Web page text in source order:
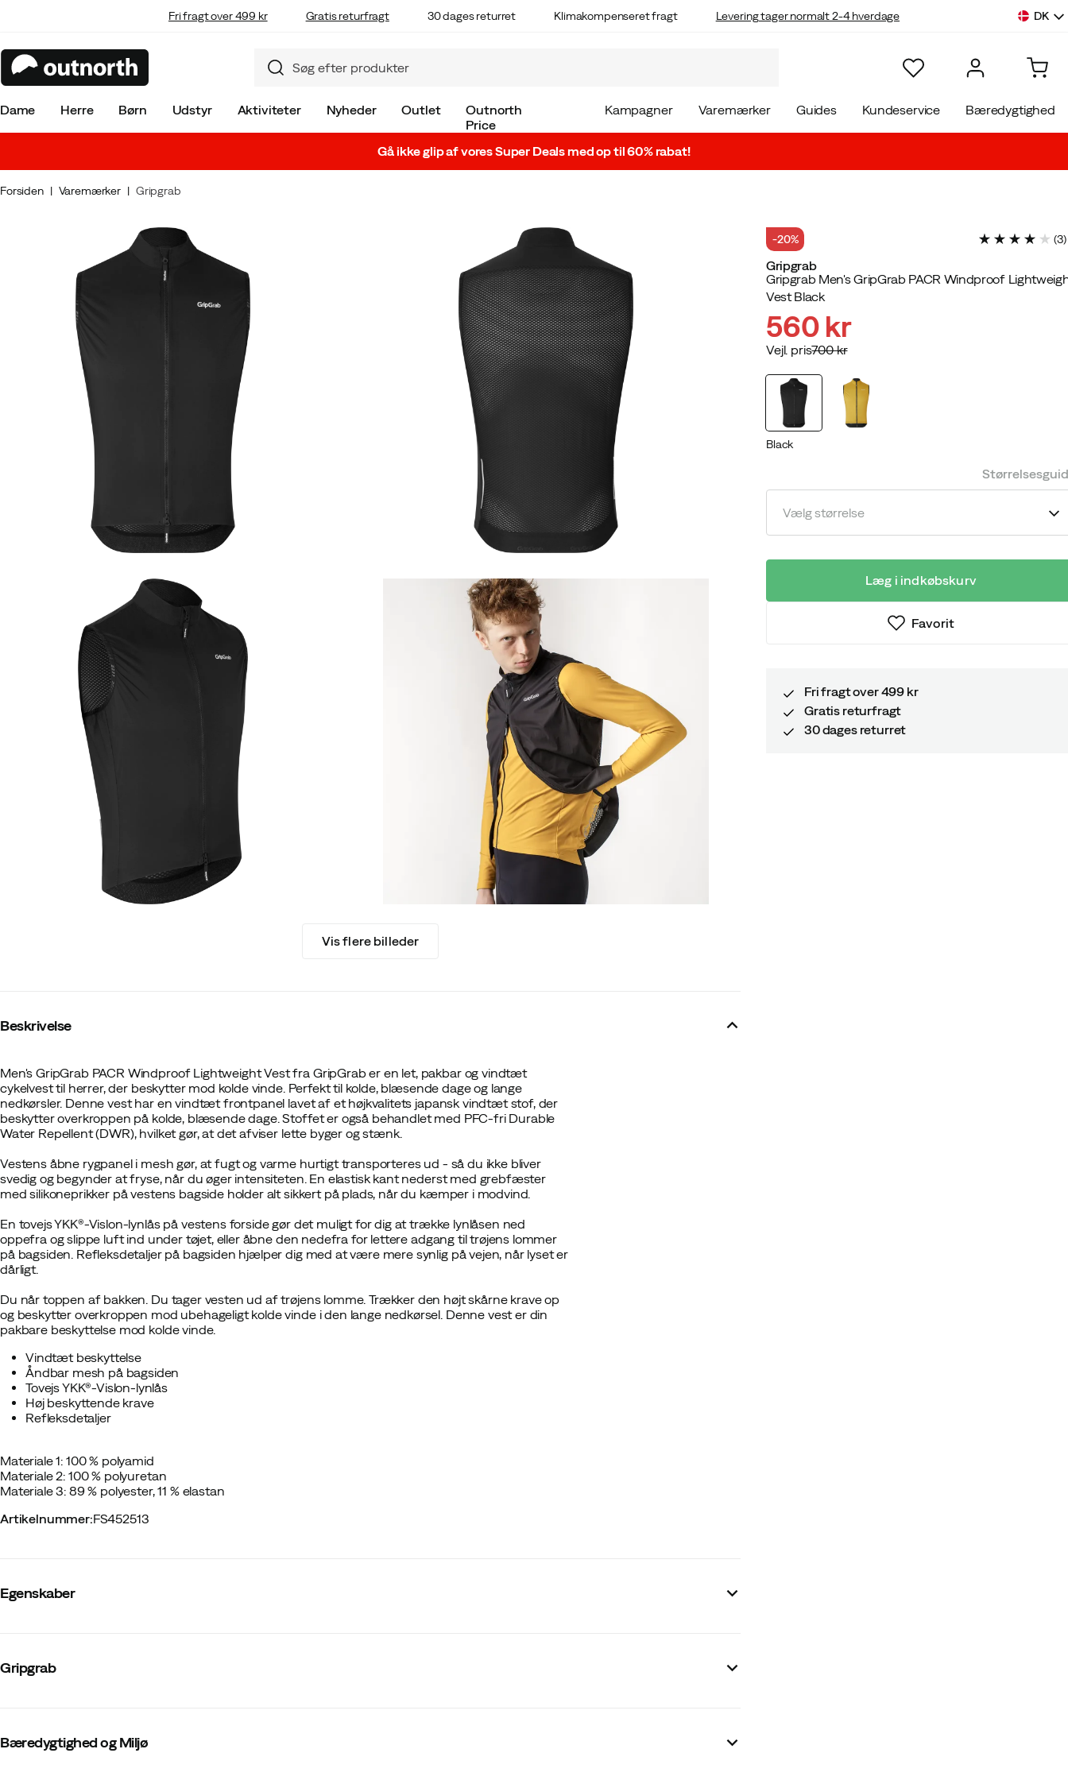
Fri fragt over 499 kr Gratis returfragt 30 dages returret Klimakompenseret fragt Levering tager normalt 2-4 hverdage DK
Dame Herre Børn Udstyr Aktiviteter Nyheder Outlet
Outnorth
Price
Kampagner Varemærker Guides Kundeservice Bæredygtighed
Gå ikke glip af vores Super Deals med op til 60% rabat!
Forsiden Varemærker Gripgrab
Vis flere billeder
Beskrivelse
Men's GripGrab PACR Windproof Lightweight Vest fra GripGrab er en let, pakbar og vindtæt
cykelvest til herrer, der beskytter mod kolde vinde. Perfekt til kolde, blæsende dage og lange
nedkørsler. Denne vest har en vindtæt frontpanel lavet af et højkvalitets japansk vindtæt stof, der
beskytter overkroppen på kolde, blæsende dage. Stoffet er også behandlet med PFC-fri Durable
Water Repellent (DWR), hvilket gør, at det afviser lette byger og stænk.
Vestens åbne rygpanel i mesh gør, at fugt og varme hurtigt transporteres ud - så du ikke bliver
svedig og begynder at fryse, når du øger intensiteten. En elastisk kant nederst med grebfæster
med silikoneprikker på vestens bagside holder alt sikkert på plads, når du kæmper i modvind.
En tovejs YKK®-Vislon-lynlås på vestens forside gør det muligt for dig at trække lynlåsen ned
oppefra og slippe luft ind under tøjet, eller åbne den nedefra for lettere adgang til trøjens lommer
på bagsiden. Refleksdetaljer på bagsiden hjælper dig med at være mere synlig på vejen, når lyset er
dårligt.
Du når toppen af bakken. Du tager vesten ud af trøjens lomme. Trækker den højt skårne krave op
og beskytter overkroppen mod ubehageligt kolde vinde i den lange nedkørsel. Denne vest er din
pakbare beskyttelse mod kolde vinde.
Vindtæt beskyttelse
Åndbar mesh på bagsiden
Tovejs YKK®-Vislon-lynlås
Høj beskyttende krave
Refleksdetaljer
Materiale 1: 100 % polyamid
Materiale 2: 100 % polyuretan
Materiale 3: 89 % polyester, 11 % elastan
Artikelnummer:FS452513
Egenskaber
Vindtæthed
Reflekser:Ja
Gripgrab
Bæredygtighed og Miljø
-20% (3)
Gripgrab
Gripgrab Men's GripGrab PACR Windproof
Vest Black
discounted
price
560 kr
original
price
Vejl. pris700 kr
Black
Vælg størrelse
Læg i indkøbskurv
Favorit
Fri fragt over 499 kr
Gratis returfragt
30 dages returret